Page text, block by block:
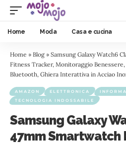
Home Moda Casa e cucina
Home » Blog » Samsung Galaxy Watch6
Fitness Tracker, Monitoraggio
Bluetooth, Ghiera Interattiva in Acciao
AMAZON ELETTRONICA
TECNOLOGIA INDOSSABILE
Samsung Galaxy
47mm Smartwatch